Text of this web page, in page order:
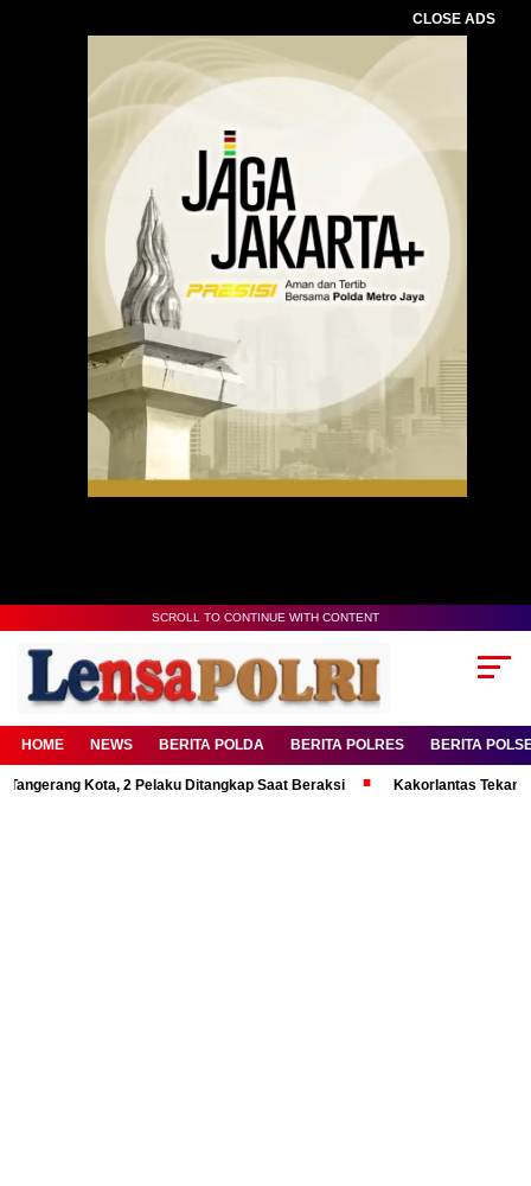
CLOSE ADS
SCROLL TO CONTINUE WITH CONTENT
HOME NEWS BERITA POLDA BERITA POLRES BERITA
Kota, 2 Pelaku Ditangkap Saat Beraksi Kakorlantas Tekankan